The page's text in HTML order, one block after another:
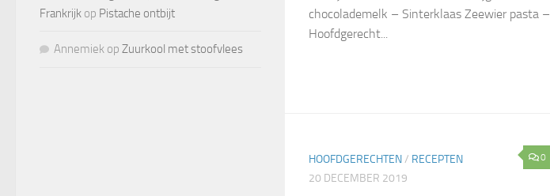
chocolademelk – Sinterklaas Zeewier pasta –
Hoofdgerecht...
0
HOOFDGERECHTEN/ RECEPTEN
20 DECEMBER 2019
Frankrijk op Pistache ontbijt
Annemiek op Zuurkool met stoofvlees